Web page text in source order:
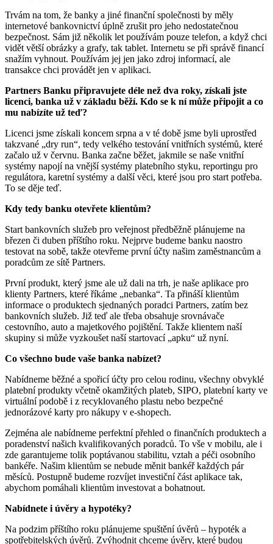
Trvám na tom, že banky a jiné finanční společnosti by měly
internetové bankovnictví úplně zrušit pro jeho nedostatečnou
bezpečnost. Sám již několik let používám pouze telefon, a když chci
vidět větší obrázky a grafy, tak tablet. Internetu se při správě financí
snažím vyhnout. Používám jej jen jako zdroj informací, ale
transakce chci provádět jen v aplikaci.
Partners Banku připravujete déle než dva roky, získali jste
licenci, banka už v základu běží. Kdo se k ní může připojit a co
mu nabízíte už teď?
Licenci jsme získali koncem srpna a v té době jsme byli uprostřed
takzvané „dry run“, tedy velkého testování vnitřních systémů, které
začalo už v červnu. Banka začne běžet, jakmile se naše vnitřní
systémy napojí na vnější systémy platebního styku, reportingu pro
regulátora, karetní systémy a další věci, které jsou pro start potřeba.
To se děje teď.
Kdy tedy banku otevřete klientům?
Start bankovních služeb pro veřejnost předběžně plánujeme na
březen či duben příštího roku. Nejprve budeme banku naostro
testovat na sobě, takže otevřeme první účty našim zaměstnancům a
poradcům ze sítě Partners.
První produkt, který jsme ale už dali na trh, je naše aplikace pro
klienty Partners, které říkáme „nebanka“. Ta přináší klientům
informace o produktech sjednaných poradci Partners, zatím bez
bankovních služeb. Již teď ale třeba obsahuje srovnávače
cestovního, auto a majetkového pojištění. Takže klientem naší
skupiny si může vyzkoušet naší startovací „apku“ už nyní.
Co všechno bude vaše banka nabízet?
Nabídneme běžné a spořicí účty pro celou rodinu, všechny obvyklé
platební produkty včetně okamžitých plateb, SIPO, platební karty ve
virtuální podobě i z recyklovaného plastu nebo bezpečné
jednorázové karty pro nákupy v e-shopech.
Zejména ale nabídneme perfektní přehled o finančních produktech a
poradenství našich kvalifikovaných poradců. To vše v mobilu, ale i
zde garantujeme tolik poptávanou stabilitu, vztah a péči osobního
bankéře. Našim klientům se nebude měnit bankéř každých pár
měsíců. Postupně budeme rozvíjet investiční část aplikace tak,
abychom pomáhali klientům investovat a bohatnout.
Nabídnete i úvěry a hypotéky?
Na podzim příštího roku plánujeme spuštění úvěrů – hypoték a
spotřebitelských úvěrů. Zvýhodnit chceme úvěry, které budou